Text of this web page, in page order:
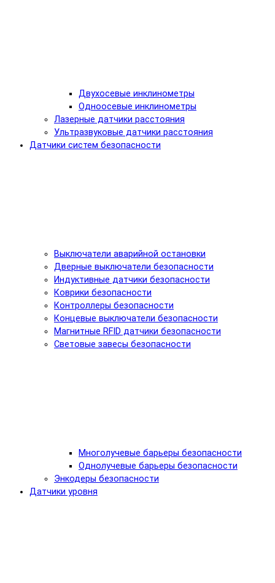
Двухосевые инклинометры
Одноосевые инклинометры
Лазерные датчики расстояния
Ультразвуковые датчики расстояния
Датчики систем безопасности
Выключатели аварийной остановки
Дверные выключатели безопасности
Индуктивные датчики безопасности
Коврики безопасности
Контроллеры безопасности
Концевые выключатели безопасности
Магнитные RFID датчики безопасности
Световые завесы безопасности
Многолучевые барьеры безопасности
Однолучевые барьеры безопасности
Энкодеры безопасности
Датчики уровня